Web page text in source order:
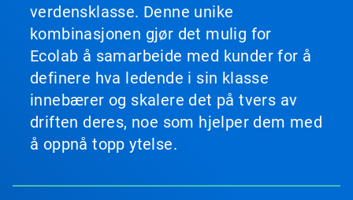
verdensklasse. Denne unike
kombinasjonen gjør det mulig for
Ecolab å samarbeide med kunder for å
definere hva ledende i sin klasse
innebærer og skalere det på tvers av
driften deres, noe som hjelper dem med
å oppnå topp ytelse.